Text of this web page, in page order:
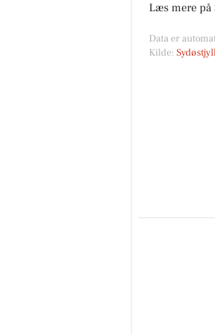
Læs mere
Data er
Kilde: